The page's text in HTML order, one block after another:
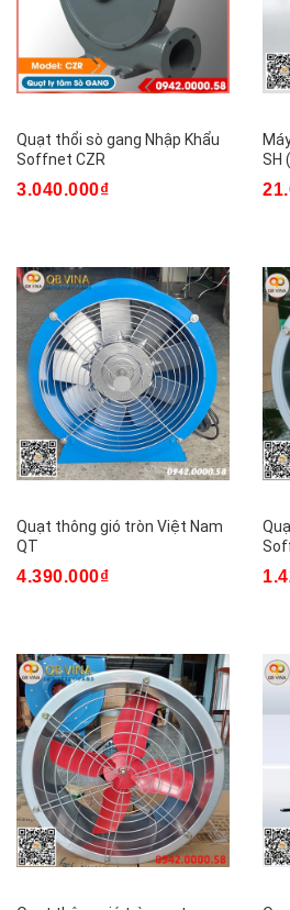
Quạt thổi sò gang Nhập Khẩu
Soffnet CZR
3.040.000₫
SH
Quạt thông gió tròn Việt Nam
QT
4.390.000₫